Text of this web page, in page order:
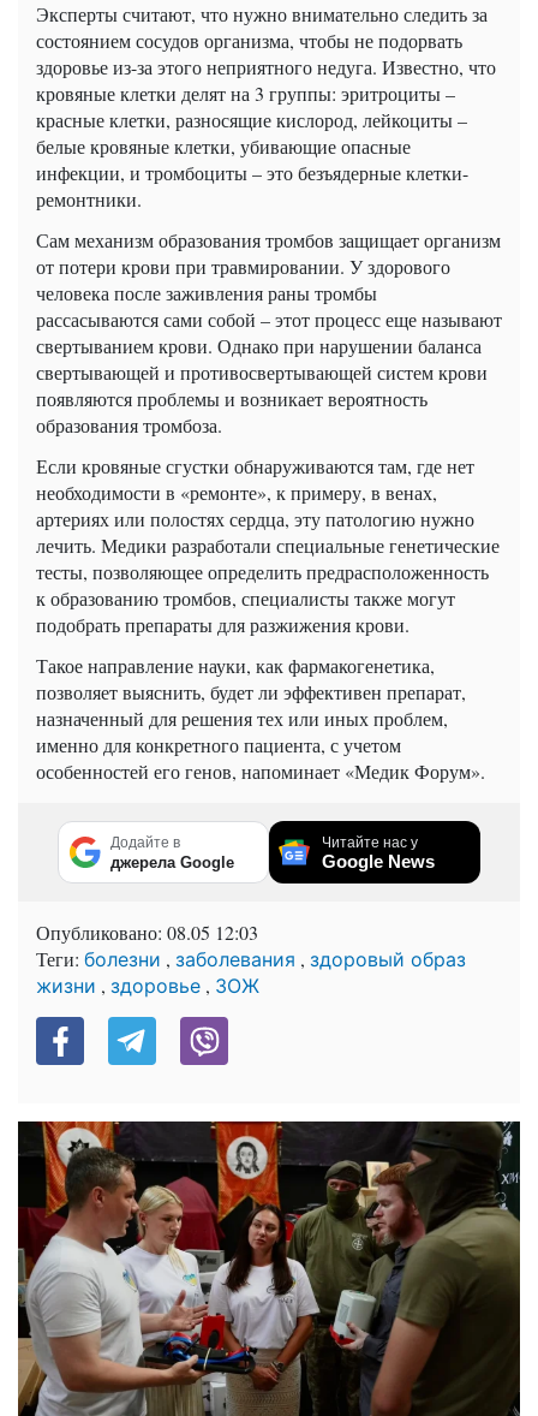
Эксперты считают, что нужно внимательно следить за
состоянием сосудов организма, чтобы не подорвать
здоровье из-за этого неприятного недуга. Известно, что
кровяные клетки делят на 3 группы: эритроциты –
красные клетки, разносящие кислород, лейкоциты –
белые кровяные клетки, убивающие опасные
инфекции, и тромбоциты – это безъядерные клетки-
ремонтники.
Сам механизм образования тромбов защищает организм
от потери крови при травмировании. У здорового
человека после заживления раны тромбы
рассасываются сами собой – этот процесс еще называют
свертыванием крови. Однако при нарушении баланса
свертывающей и противосвертывающей систем крови
появляются проблемы и возникает вероятность
образования тромбоза.
Если кровяные сгустки обнаруживаются там, где нет
необходимости в «ремонте», к примеру, в венах,
артериях или полостях сердца, эту патологию нужно
лечить. Медики разработали специальные генетические
тесты, позволяющее определить предрасположенность
к образованию тромбов, специалисты также могут
подобрать препараты для разжижения крови.
Такое направление науки, как фармакогенетика,
позволяет выяснить, будет ли эффективен препарат,
назначенный для решения тех или иных проблем,
именно для конкретного пациента, с учетом
особенностей его генов, напоминает «Медик Форум».
Додайте в
джерела Google
Читайте нас у
Google News
Опубликовано: 08.05 12:03
Теги: болезни , заболевания , здоровый образ
жизни , здоровье , ЗОЖ